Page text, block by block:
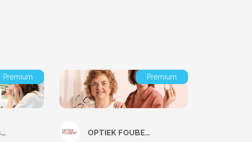
Premium
Optiek Dekeyser
Premium
OPTIEK FOUBERT